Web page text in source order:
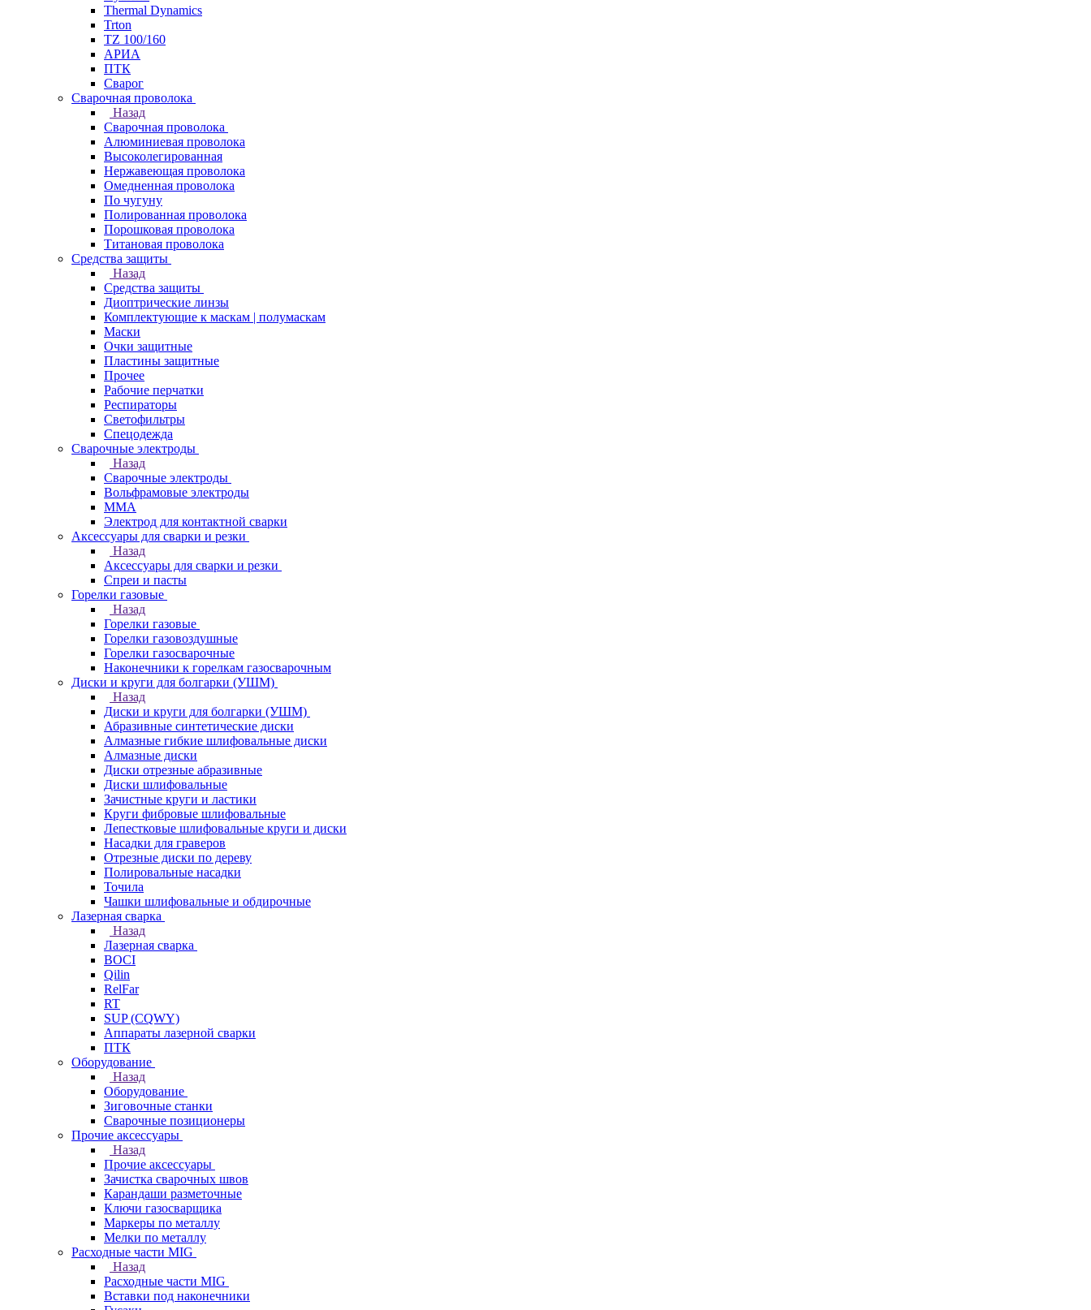
Thermal Dynamics
Trton
TZ 100/160
АРИА
ПТК
Сварог
Сварочная проволока
Назад
Сварочная проволока
Алюминиевая проволока
Высоколегированная
Нержавеющая проволока
Омедненная проволока
По чугуну
Полированная проволока
Порошковая проволока
Титановая проволока
Средства защиты
Назад
Средства защиты
Диоптрические линзы
Комплектующие к маскам | полумаскам
Маски
Очки защитные
Пластины защитные
Прочее
Рабочие перчатки
Респираторы
Светофильтры
Спецодежда
Сварочные электроды
Назад
Сварочные электроды
Вольфрамовые электроды
ММА
Электрод для контактной сварки
Аксессуары для сварки и резки
Назад
Аксессуары для сварки и резки
Спреи и пасты
Горелки газовые
Назад
Горелки газовые
Горелки газовоздушные
Горелки газосварочные
Наконечники к горелкам газосварочным
Диски и круги для болгарки (УШМ)
Назад
Диски и круги для болгарки (УШМ)
Абразивные синтетические диски
Алмазные гибкие шлифовальные диски
Алмазные диски
Диски отрезные абразивные
Диски шлифовальные
Зачистные круги и ластики
Круги фибровые шлифовальные
Лепестковые шлифовальные круги и диски
Насадки для граверов
Отрезные диски по дереву
Полировальные насадки
Точила
Чашки шлифовальные и обдирочные
Лазерная сварка
Назад
Лазерная сварка
BOCI
Qilin
RelFar
RT
SUP (CQWY)
Аппараты лазерной сварки
ПТК
Оборудование
Назад
Оборудование
Зиговочные станки
Сварочные позиционеры
Прочие аксессуары
Назад
Прочие аксессуары
Зачистка сварочных швов
Карандаши разметочные
Ключи газосварщика
Маркеры по металлу
Мелки по металлу
Расходные части MIG
Назад
Расходные части MIG
Вставки под наконечники